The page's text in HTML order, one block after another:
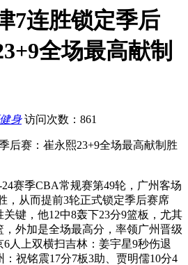
7连胜锁定季后
全场最高献制
身 访问次数：861
后赛：崔永熙23+9全场最高献制胜
赛季CBA常规赛第49轮，广州客场
，从而提前3轮正式锁定季后赛席
键，他12中8轰下23分9篮板，尤其
外加是全场最高分，率领广州晋级
人上双横扫吉林：姜宇星9秒伤退
：祝铭震17分7板3助、贾明儒10分4